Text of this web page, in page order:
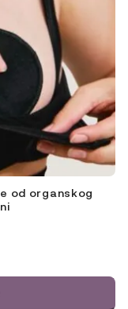
od organskog